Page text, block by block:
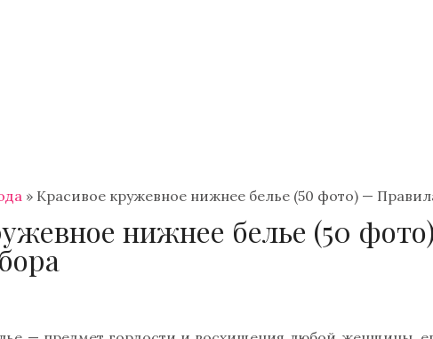
» Красивое кружевное нижнее белье (50 фото) —
нижнее белье (50